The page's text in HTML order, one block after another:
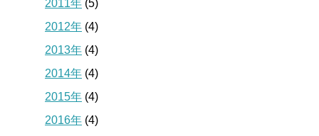
2011年 (5)
2012年 (4)
2013年 (4)
2014年 (4)
2015年 (4)
2016年 (4)